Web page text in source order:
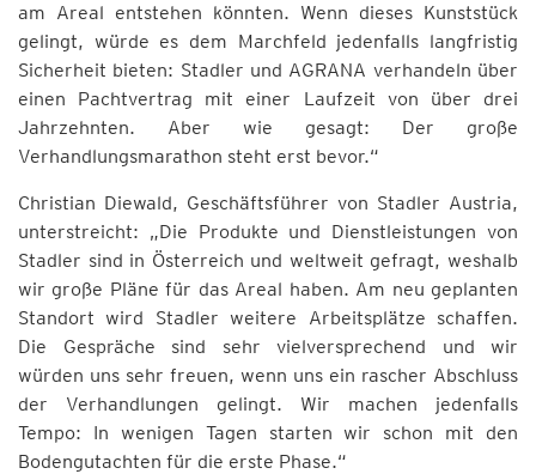
am Areal entstehen könnten. Wenn dieses Kunststück
gelingt, würde es dem Marchfeld jedenfalls langfristig
Sicherheit bieten: Stadler und AGRANA verhandeln über
einen Pachtvertrag mit einer Laufzeit von über drei
Jahrzehnten. Aber wie gesagt: Der große
Verhandlungsmarathon steht erst bevor.“
Christian Diewald, Geschäftsführer von Stadler Austria,
unterstreicht: „Die Produkte und Dienstleistungen von
Stadler sind in Österreich und weltweit gefragt, weshalb
wir große Pläne für das Areal haben. Am neu geplanten
Standort wird Stadler weitere Arbeitsplätze schaffen.
Die Gespräche sind sehr vielversprechend und wir
würden uns sehr freuen, wenn uns ein rascher Abschluss
der Verhandlungen gelingt. Wir machen jedenfalls
Tempo: In wenigen Tagen starten wir schon mit den
Bodengutachten für die erste Phase.“